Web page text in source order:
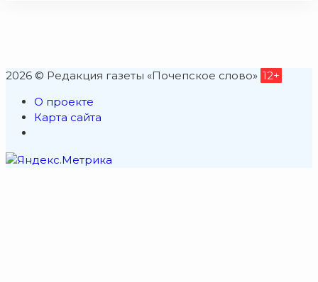
2026 © Редакция газеты «Почепское слово» 12+
О проекте
Карта сайта